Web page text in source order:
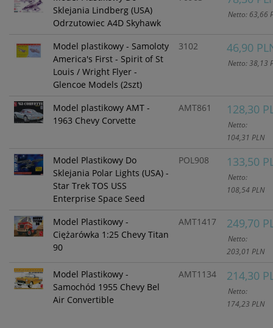
Sklejania Lindberg (USA)
Odrzutowiec A4D Skyhawk
Netto: 63,66
Model plastikowy - Samoloty
America's First - Spirit of St
Louis / Wright Flyer -
Glencoe Models (2szt)
3102 46,90
Netto: 38,13
Model plastikowy AMT -
1963 Chevy Corvette
AMT861 128,30
Netto:
104,31 PLN
Model Plastikowy Do
Sklejania Polar Lights (USA) -
Star Trek TOS USS
Enterprise Space Seed
POL908 133,50
Netto:
108,54 PLN
Model Plastikowy -
Ciężarówka 1:25 Chevy Titan
90
AMT1417 249,70
Netto:
203,01 PLN
Model Plastikowy -
Samochód 1955 Chevy Bel
Air Convertible
AMT1134 214,30
Netto:
174,23 PLN